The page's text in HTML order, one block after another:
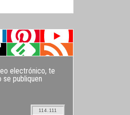
electrónico, te
se publiquen
114.111